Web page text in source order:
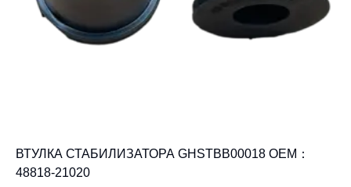
ВТУЛКА СТАБИЛИЗАТОРА GHSTBB00018 OEM：
48818-21020